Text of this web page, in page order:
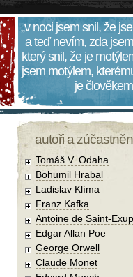
„v noci jsem snil, že
a teď nevím, zda
který snil, že je
jsem motýlem,
je
autoři a
Tomáš V. Odaha
Bohumil Hrabal
Ladislav Klíma
Franz Kafka
Antoine de Saint-
Edgar Allan Poe
George Orwell
Claude Monet